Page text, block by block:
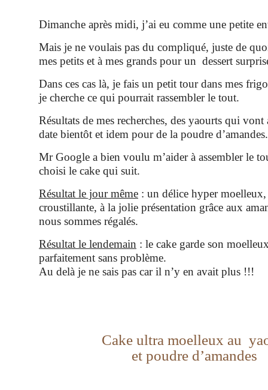
Dimanche après midi, j’ai eu comme une petite
Mais je ne voulais pas du compliqué, juste de
mes petits et à mes grands pour un dessert
Dans ces cas là, je fais un petit tour dans mes
je cherche ce qui pourrait rassembler le tout.
Résultats de mes recherches, des yaourts qui
date bientôt et idem pour de la poudre d’amandes.
Mr Google a bien voulu m’aider à assembler le
choisi le cake qui suit.
Résultat le jour même : un délice hyper moelleux,
croustillante, à la jolie présentation grâce aux
nous sommes régalés.
Résultat le lendemain : le cake garde son
parfaitement sans problème.
Au delà je ne sais pas car il n’y en avait plus !!!
Cake ultra moelleux au
et poudre d’amandes